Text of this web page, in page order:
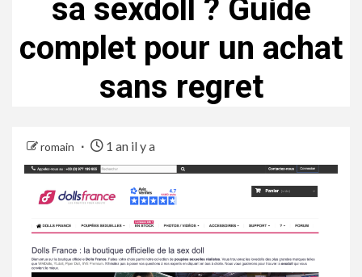
sa sexdoll ? Guide
complet pour un achat
sans regret
romain 1 an il y a